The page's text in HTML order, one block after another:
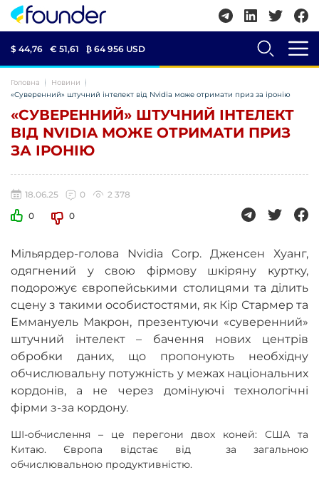
$ 44,76 € 51,61 ₿ 64 956 USD
Головна
Новини
«Суверенний» штучний інтелект від Nvidia може отримати приз за іронію
«СУВЕРЕННИЙ» ШТУЧНИЙ ІНТЕЛЕКТ
ВІД NVIDIA МОЖЕ ОТРИМАТИ ПРИЗ
ЗА ІРОНІЮ
18.06.25 0
2 378
0
0
Мільярдер-голова Nvidia Corp. Дженсен Хуанг,
одягнений у свою фірмову шкіряну куртку,
подорожує європейськими столицями та ділить
сцену з такими особистостями, як Кір Стармер та
Еммануель Макрон, презентуючи «суверенний»
штучний інтелект – бачення нових центрів
обробки даних, що пропонують необхідну
обчислювальну потужність у межах національних
кордонів, а не через домінуючі технологічні
фірми з-за кордону.
ШІ-обчислення – це перегони двох коней: США та
Китаю. Європа відстає від за загальною
обчислювальною продуктивністю.